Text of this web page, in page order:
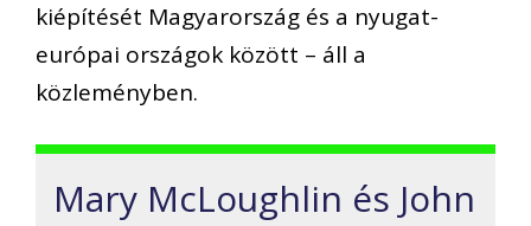
kiépítését Magyarország és a nyugat-
európai országok között – áll a
közleményben.
Mary McLoughlin és John